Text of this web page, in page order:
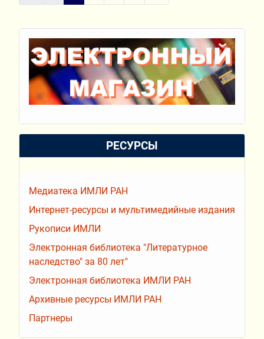
РЕСУРСЫ
Медиатека ИМЛИ РАН
Интернет-ресурсы и мультимедийные издания
Рукописи ИМЛИ
Электронная библиотека "Литературное
наследство" за 80 лет"
Электронная библиотека ИМЛИ РАН
Архивные ресурсы ИМЛИ РАН
Партнеры